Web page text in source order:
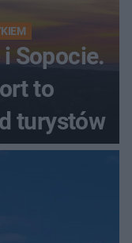
Sopocie.
to
turystów